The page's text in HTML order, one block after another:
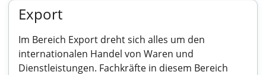
Export
Im Bereich Export dreht sich alles um den
internationalen Handel von Waren und
Dienstleistungen. Fachkräfte in diesem Bereich